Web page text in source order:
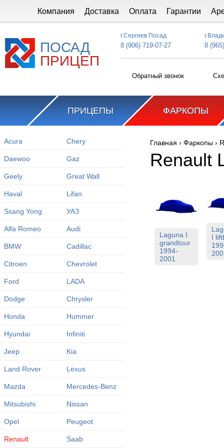
Компания Доставка Оплата Гарантии
ПОСАД
ПРИЦЕП
г.Сергиев Посад
8 (906) 719-07-27 8
Обратный звонок
ПРИЦЕПЫ ФАРКОПЫ
Acura Chery
Daewoo Gaz
Geely Great Wall
Haval Lifan
Ssang Yong УАЗ
Alfa Romeo Audi
BMW Cadillac
Citroen Chevrolet
Ford LADA
Dodge Chrysler
Honda Hummer
Hyundai Infiniti
Jeep Kia
Land Rover Lexus
Mazda Mercedes-Benz
Mitsubishi Nissan
Opel Peugeot
Renault Saab
Вы здесь
Главная › Фаркопы ›
Renault
Laguna I
grandtour
1994-
2001
I